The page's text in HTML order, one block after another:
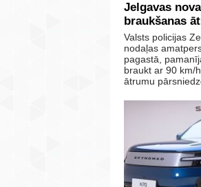
Jelgavas
braukšanas
Valsts policijas
nodaļas
pagastā,
braukt ar 90 km/
ātrumu